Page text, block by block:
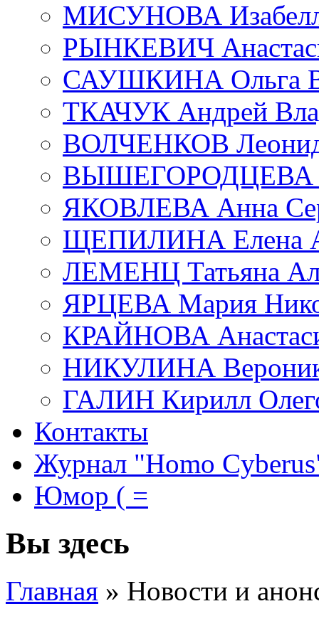
МИСУНОВА
РЫНКЕВИЧ
САУШКИНА Ольга
ТКАЧУК Андрей
ВОЛЧЕНКОВ Леонид
ВЫШЕГОРОДЦЕВА
ЯКОВЛЕВА Анна
ЩЕПИЛИНА Елена
ЛЕМЕНЦ Татьяна
ЯРЦЕВА Мария
КРАЙНОВА
НИКУЛИНА
ГАЛИН Кирилл
Контакты
Журнал "Homo
Юмор ( =
Вы здесь
Главная » Новости и